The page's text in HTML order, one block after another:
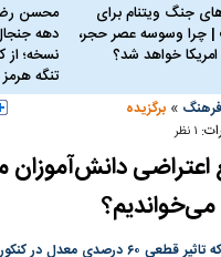
جنگ ویتنام برای
| چرا وسوسه عصر حجر،
امریکا خواهد شد؟
محسن
دهه
تنگه
» برگزیده
۱ نظر
در حالی که تاثیر قطعی
سرنگونی رژیم و
مقاومت تعبیر نشد؟ | پشت
پرده تجارت پهپاد‌ ۱۵۰۰ دلاری که
زمین زد